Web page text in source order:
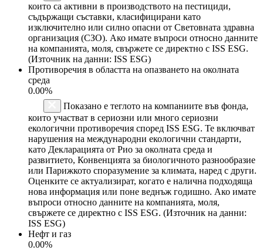
които са активни в производството на пестициди,
съдържащи съставки, класифицирани като
изключително или силно опасни от Световната здравна
организация (СЗО). Ако имате въпроси относно данните
на компанията, моля, свържете се директно с ISS ESG.
(Източник на данни: ISS ESG)
Противоречия в областта на опазването на околната
среда
0.00%
Показано е теглото на компаниите във фонда,
които участват в сериозни или много сериозни
екологични противоречия според ISS ESG. Те включват
нарушения на международни екологични стандарти,
като Декларацията от Рио за околната среда и
развитието, Конвенцията за биологичното разнообразие
или Парижкото споразумение за климата, наред с други.
Оценките се актуализират, когато е налична подходяща
нова информация или поне веднъж годишно. Ако имате
въпроси относно данните на компанията, моля,
свържете се директно с ISS ESG. (Източник на данни:
ISS ESG)
Нефт и газ
0.00%